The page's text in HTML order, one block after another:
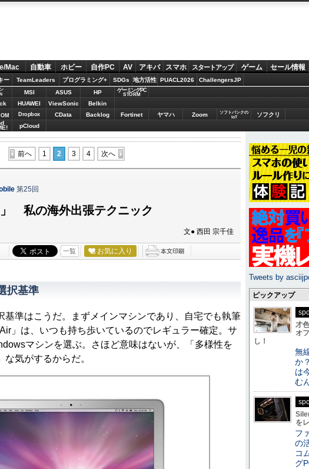
Mac 自動車 ホビー 自作PC AV アキバ スマホ スタートアップ ゲーム セール情報
ー TeamLeaders プログラミング+ SDGs 地方活性 PUACL2026 ChallengersJP
MSI ASUS HP ゲーミングPC
STORM
HUAWEI ViewSonic Belkin
Dropbox CData Backlog Fortinet ヤマハ Zoom
ソフトバンクの
IoT
ソフクリ
pCloud
前へ 1 2 3 4 次へ
第25回
」 私の海外出張テクニック
文● 西田 宗千佳
一覧 お気に入り
択基準
準はこうだ。まずメインマシンであり、自宅でも執筆
」は、いつも持ち歩いているのでレギュラー確定。サ
マシンを選ぶ。さほど意味はないが、「多様性を
気がするからだ。
Tweets by
ピックアップ
才
オ
し！
無
か
は
む
を
フ
の
コ
グ